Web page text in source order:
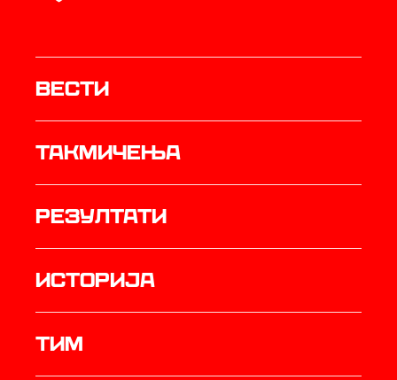
Вести
Такмичења
резултати
историја
ТИМ